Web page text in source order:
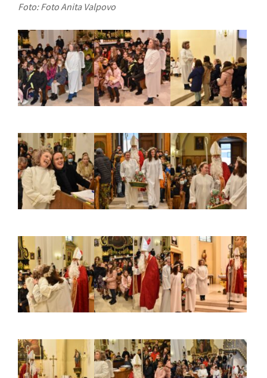
Foto: Foto Anita Valpovo